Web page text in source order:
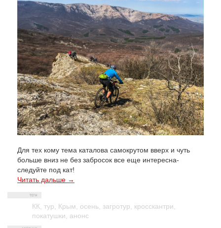
Для тех кому тема каталова самокрутом вверх и чуть
больше вниз не без забросок все еще интересна-
следуйте под кат!
Читать дальше →
КК тур Крым осень загротур кросскантри
покатушки
анонс